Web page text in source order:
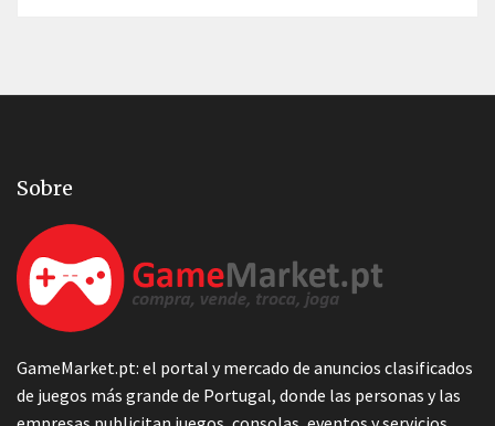
Sobre
GameMarket.pt: el portal y mercado de anuncios clasificados
de juegos más grande de Portugal, donde las personas y las